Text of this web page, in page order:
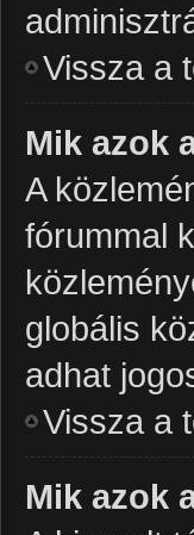
Vissza a
Mik azok
A
fórummal
globális
adhat
Vissza a
Mik azok